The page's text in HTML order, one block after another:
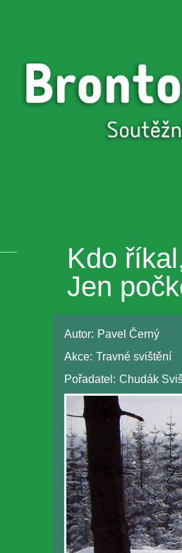
Kdo
Jen
Autor: Pavel Černý
Akce: Travné svištění
Pořadatel: Chudák